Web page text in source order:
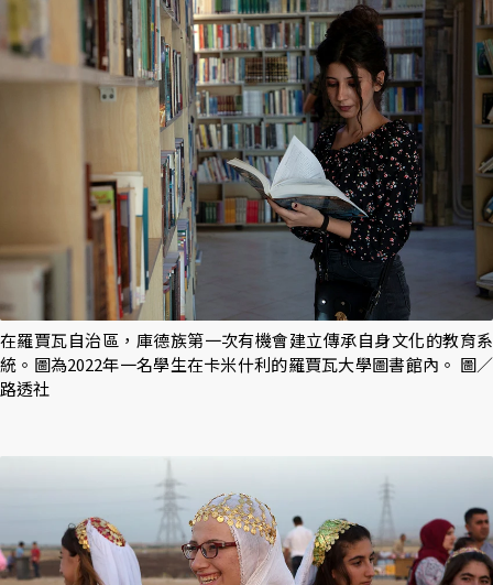
在羅賈瓦自治區，庫德族第一次有機會建立傳承自身文化的教育系
統。圖為2022年一名學生在卡米什利的羅賈瓦大學圖書館內。 圖／
路透社